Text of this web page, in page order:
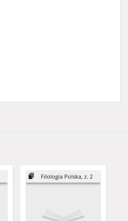
Filologia Polska, z. 2